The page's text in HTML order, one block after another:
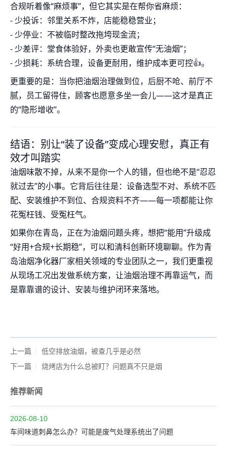
合规听着像“麻烦事”，但它其实是在帮你省麻烦：
- 少投诉：邻里关系不炸，店能稳稳营业；
- 少停业：不被临时整改拖垮现金流；
- 少差评：堂食体验好，外卖也更敢宣传“无油烟”；
- 少损耗：系统合理，设备更耐用，维护成本更可控👍。
更重要的是：当你把油烟治理做到位，后厨不呛、前厅不
腻，员工留得住，顾客也愿意多坐一会儿——这才是真正
的“隐形增收”。
结语：别让“装了设备”变成心理安慰，真正有
效才叫踏实
油烟味散不掉，从来不是你一个人的错，但也绝不是“忍忍
就过去”的小事。它背后往往是：设备选型不对、系统不匹
配、安装维护不到位、合规资料不齐——每一项都能让你
花冤枉钱、受冤枉气。
如果你在青岛，正在为油烟问题头疼，想把“能用”升级成
“好用+合规+长期稳”，可以和清科创新环境聊聊。作为青
岛油烟净化器厂家相关领域的专业团队之一，我们更重视
从现场工况出发做系统方案，让油烟治理不再靠运气，而
是靠靠谱的设计、安装与维护闭环来落地。
上一篇
低空排放油烟，被查几乎是必然
下一篇
烧烤店为什么总被盯？问题真不只是烟
推荐新闻
2026-08-10
车间味道刺鼻怎么办？可能是废气处理系统出了问题